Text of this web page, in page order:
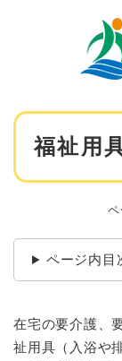
本
福祉用
ページ内目
在宅の要介護、
祉用具（入浴や